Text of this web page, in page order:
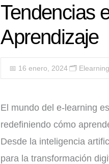
Tendencias
Aprendizaje
📅 16 enero, 2024🗂️ Elearning
El mundo del e-learning
redefiniendo cómo
Desde la inteligencia
para la transformación